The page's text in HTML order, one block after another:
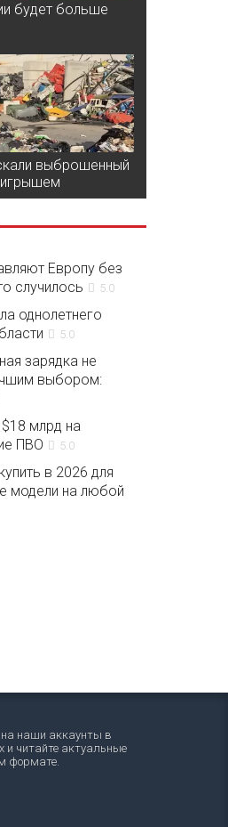
будет больше
выброшенный
Европу без
случилось
5.0
однолетнего
5.0
зарядка не
выбором:
млрд на
ПВО
5.0
в 2026 для
модели на любой
на наши аккаунты в
и читайте актуальные
формате.